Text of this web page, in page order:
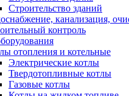
Строительство зданий
канализация,
контроль
отопления и котельные
Электрические котлы
Твердотопливные котлы
Газовые котлы